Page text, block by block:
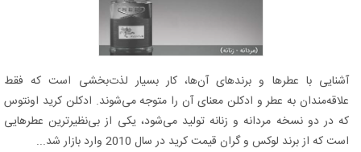
آشنایی با عطرها و برندهای آن‌ها، کار بسیار لذت‌بخشی است که فقط
علاقه‌مندان به عطر و ادکلن معنای آن را متوجه می‌شوند. ادکلن کرید اونتوس
که در دو نسخه مردانه و زنانه تولید می‌شود، یکی از بی‌نظیرترین عطرهایی
است که از برند لوکس و گران قیمت کرید در سال 2010 وارد بازار شد...